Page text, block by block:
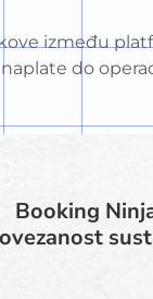
između
do
Booking